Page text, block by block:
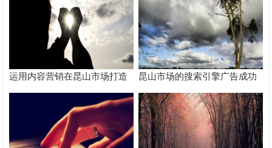
运用内容营销在昆山市场打造
品牌影响力
昆山市场的搜索引擎广告成功
案例分析